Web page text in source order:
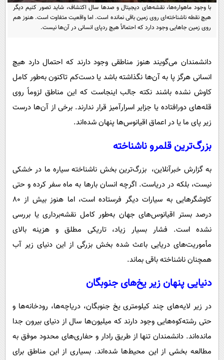
سرگرمی
حوادث
محیط زیست
سلامت
حیات وحش
سیاست خارجی
پیامک
روانشناسی
دانلود
با وجود ماهواره‌ها، نقشه‌های دیجیتال و صدها سال اکتشاف، شاید تصور کنیم دیگر
هیچ نقطه ناشناخته‌ای روی زمین باقی نمانده است. اما واقعیت متفاوت است. هنوز هم
روی زمین جاهایی وجود دارد که احتمالاً هیچ ردپای انسانی در آن‌ها نیست.
دانشمندان می‌گویند هنوز مناطقی وجود دارند که احتمال دارد هیچ
انسانی هرگز پا به آن‌ها نگذاشته باشد یا دست‌کم تاکنون به‌طور کامل
کاوش نشده باشند نکته جالب اینجاست که این مناطق لزوماً روی
قله‌های دورافتاده یا جزایر اسرارآمیز قرار ندارند. برخی از آن‌ها درست
زیر پای ما یا در اعماق اقیانوس‌ها پنهان شده‌اند.
بزرگ‌ترین قلمرو ناشناخته
به گزارش خبرآنلاین، بزرگ‌ترین بخش ناشناخته سیاره ما در خشکی
نیست، بلکه در دریاست. اگرچه انسان بارها به ماه سفر کرده و حتی
کاوشگرهایی به سیارات دیگر فرستاده است، اما هنوز بیش از ۸۰
درصد بستر اقیانوس‌های جهان به‌طور کامل نقشه‌برداری یا بررسی
نشده است. فشار بسیار زیاد، تاریکی مطلق و هزینه بالای
مأموریت‌های دریایی باعث شده بخش بزرگی از این دنیای زیر آب
همچنان ناشناخته باقی بماند.
دنیایی پنهان زیر یخ‌های جنوبگان
در زیر لایه‌های چند کیلومتری یخ جنوبگان، دریاچه‌ها، رودخانه‌ها و
حتی رشته‌کوه‌هایی وجود دارند که میلیون‌ها سال از دنیای بیرون جدا
مانده‌اند. دانشمندان تنها از طریق رادار و حفاری‌های محدود موفق به
مطالعه بخشی از این محیط‌ها شده‌اند. بسیاری از این مناطق برای